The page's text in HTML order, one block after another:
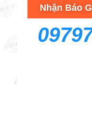
Nhận Báo